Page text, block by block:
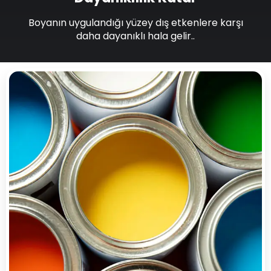
Boyanın uygulandığı yüzey dış etkenlere karşı
daha dayanıklı hala gelir..